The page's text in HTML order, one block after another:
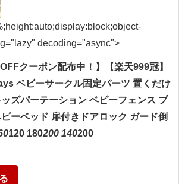
decoding="async">
クーポン配布中！】【楽天999冠】
ベビーサークル固定パーツ 置くだけ
ズパーテーション ベビーフェンス プ
ーベッド 扉付きドアロック ガード倒
120 180200 140200